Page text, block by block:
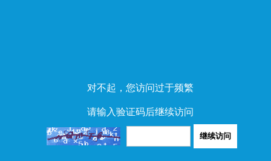
对不起，您访问过于频繁
请输入验证码后继续访问
继续访问